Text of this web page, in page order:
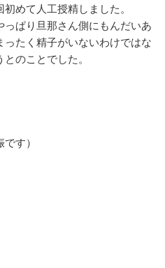
めて人工授精しました。
ぱり旦那さん側にもんだいあ
ったく精子がいないわけではな
のことでした。
す）